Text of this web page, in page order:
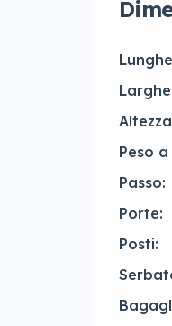
Peso
Passo:
Porte:
Posti: